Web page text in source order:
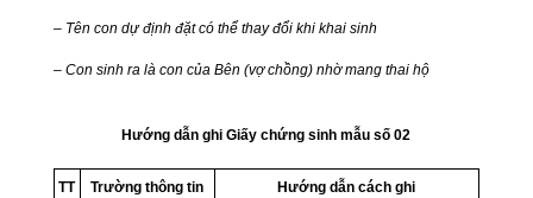
– Tên con dự định đặt có thể thay đổi khi khai sinh
– Con sinh ra là con của Bên (vợ chồng) nhờ mang thai hộ
Hướng dẫn ghi Giấy chứng sinh mẫu số 02
TT Trường thông tin Hướng dẫn cách ghi